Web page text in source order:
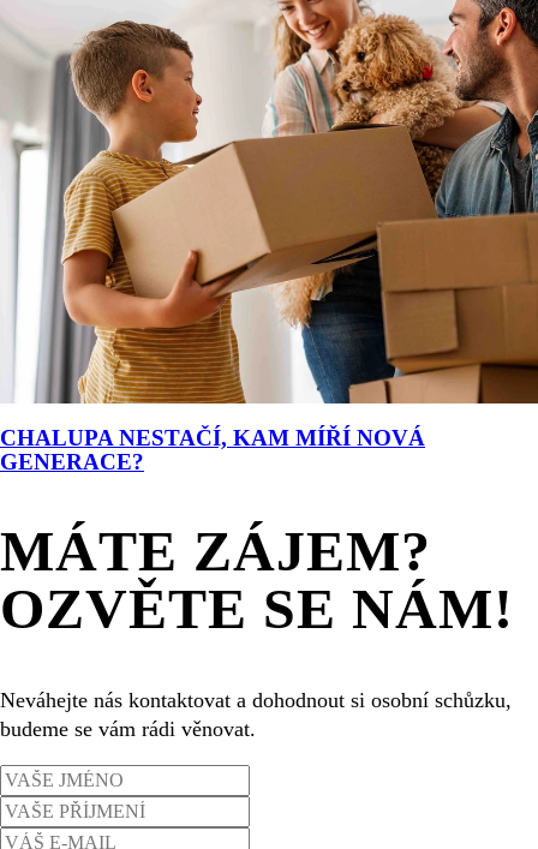
CHALUPA NESTAČÍ, KAM MÍŘÍ NOVÁ
GENERACE?
MÁTE ZÁJEM?
OZVĚTE SE NÁM!
Neváhejte nás kontaktovat a dohodnout si osobní schůzku,
budeme se vám rádi věnovat.